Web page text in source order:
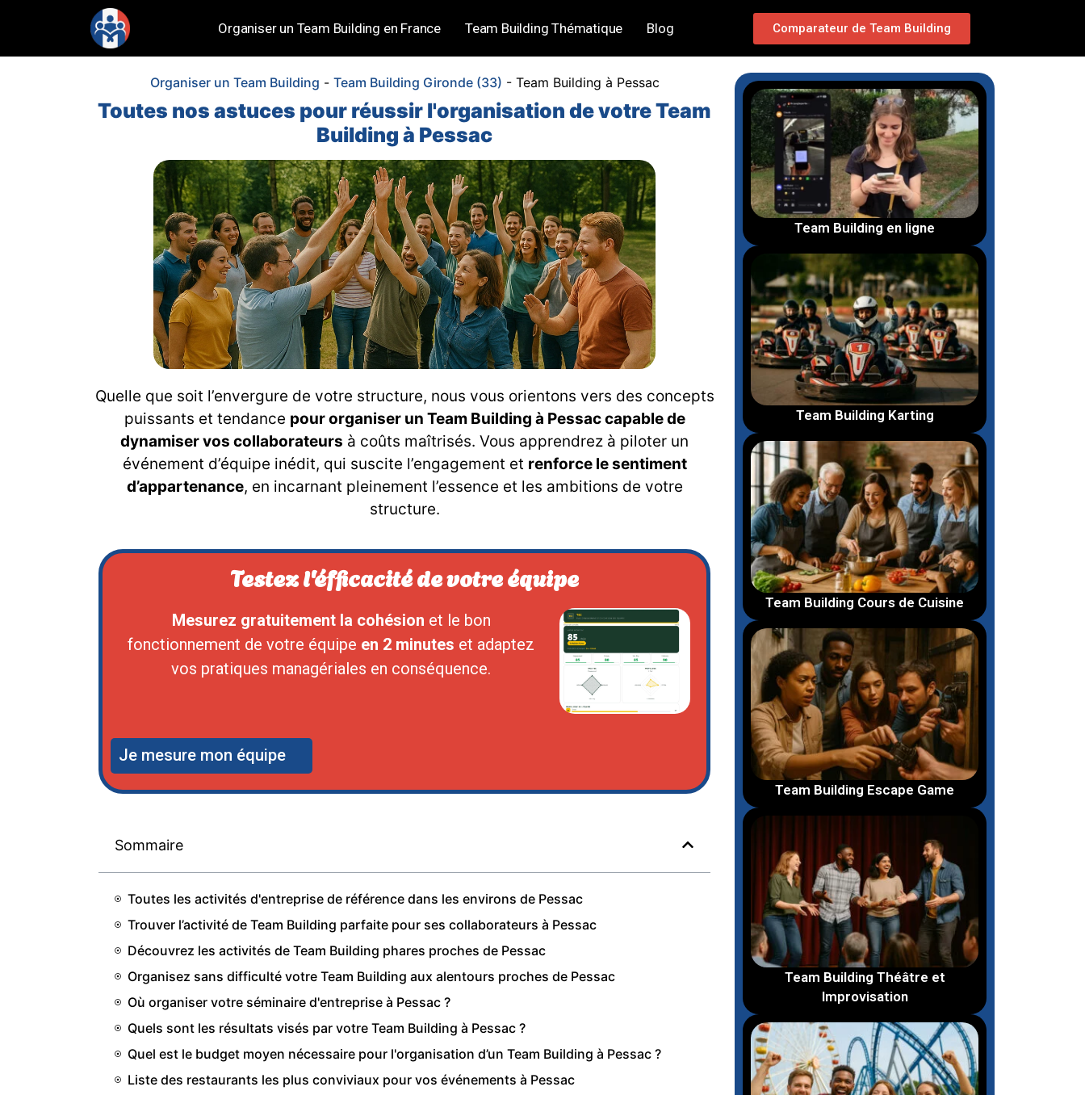
Organiser un Team Building en France Team Building Thématique Blog Comparateur de Team Building
Organiser un Team Building - Team Building Gironde (33) - Team Building à Pessac
Toutes nos astuces pour réussir l'organisation de votre Team
Building à Pessac
Quelle que soit l’envergure de votre structure, nous vous orientons vers des concepts
puissants et tendance pour organiser un Team Building à Pessac capable de
dynamiser vos collaborateurs à coûts maîtrisés. Vous apprendrez à piloter un
événement d’équipe inédit, qui suscite l’engagement et renforce le sentiment
d’appartenance, en incarnant pleinement l’essence et les ambitions de votre
structure.
Testez l'éfficacité de votre équipe
Mesurez gratuitement la cohésion et le bon
fonctionnement de votre équipe en 2 minutes et adaptez
vos pratiques managériales en conséquence.
Je mesure mon équipe
Sommaire
Toutes les activités d'entreprise de référence dans les environs de Pessac
Trouver l’activité de Team Building parfaite pour ses collaborateurs à Pessac
Découvrez les activités de Team Building phares proches de Pessac
Organisez sans difficulté votre Team Building aux alentours proches de Pessac
Où organiser votre séminaire d'entreprise à Pessac ?
Quels sont les résultats visés par votre Team Building à Pessac ?
Quel est le budget moyen nécessaire pour l'organisation d’un Team Building à Pessac ?
Liste des restaurants les plus conviviaux pour vos événements à Pessac
Team Building en ligne
Team Building Karting
Team Building Cours de Cuisine
Team Building Escape Game
Team Building Théâtre et
Improvisation